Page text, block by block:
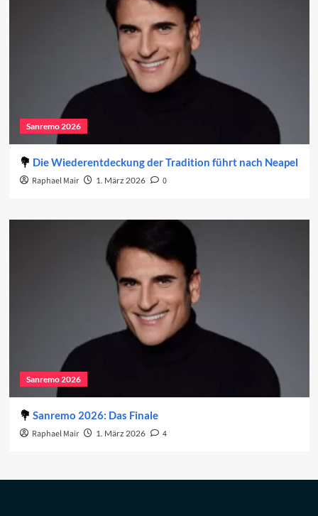
Sanremo 2026
Die Wiederentdeckung der Tradition führt nach Neapel
Raphael Mair 1. März 2026 0
Sanremo 2026
Sanremo 2026: Das Finale
Raphael Mair 1. März 2026 4